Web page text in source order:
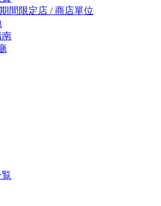
間限定店 / 商店單位
南